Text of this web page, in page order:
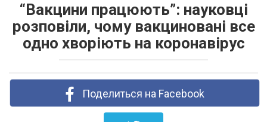
“Вакцини працюють”: науковці
розповіли, чому вакциновані все
одно хворіють на коронавірус
Поделиться на Facebook